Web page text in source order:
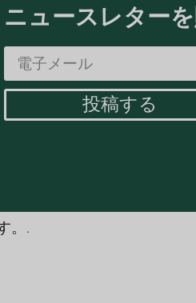
ニュースレター
投稿する
。.